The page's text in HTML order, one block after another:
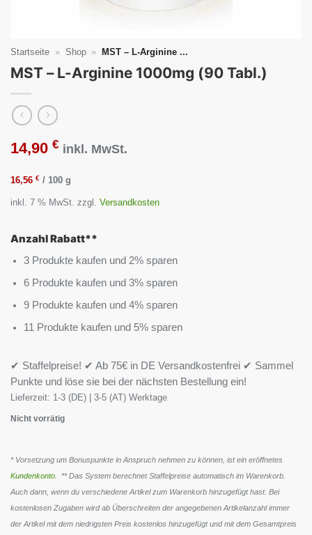
Startseite » Shop » MST – L-Arginine ...
MST – L-Arginine 1000mg (90 Tabl.)
14,90 € inkl. MwSt.
16,56 € / 100 g
inkl. 7 % MwSt. zzgl. Versandkosten
Anzahl Rabatt**
3 Produkte kaufen und 2% sparen
6 Produkte kaufen und 3% sparen
9 Produkte kaufen und 4% sparen
11 Produkte kaufen und 5% sparen
✔ Staffelpreise! ✔ Ab 75€ in DE Versandkostenfrei ✔ Sammel
Punkte und löse sie bei der nächsten Bestellung ein!
Lieferzeit: 1-3 (DE) | 3-5 (AT) Werktage
Nicht vorrätig
* Vorsetzung um Bonuspunkte in Anspruch nehmen zu können, ist ein eröffnetes
Kundenkonto . ** Das System berechnet Staffelpreise automatisch im Warenkorb.
Auch dann, wenn du verschiedene Artikel zum Warenkorb hinzugefügt hast. Bei
kostenlosen Zugaben wird ab Überschreiten der angegebenen Artikelanzahl immer
der Artikel mit dem niedrigsten Preis kostenlos hinzugefügt und mit dem Gesamtpreis